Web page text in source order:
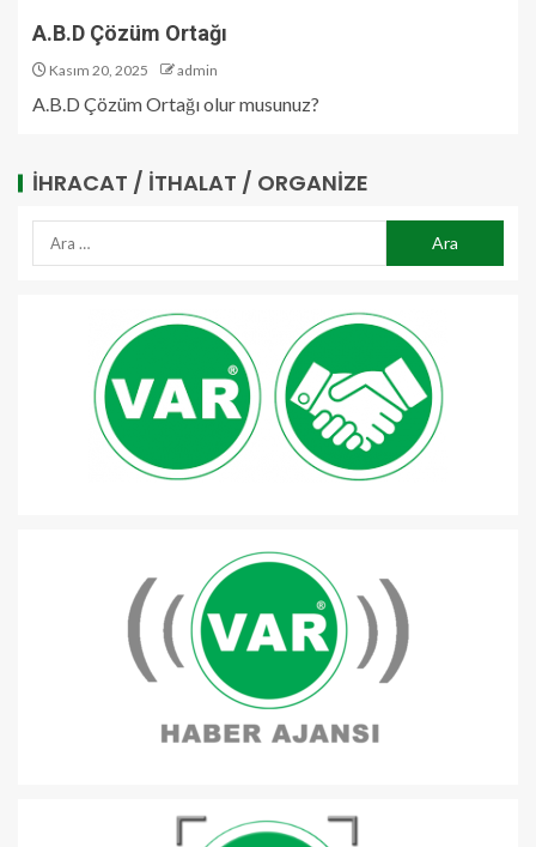
A.B.D Çözüm Ortağı
Kasım 20, 2025 admin
A.B.D Çözüm Ortağı olur musunuz?
İHRACAT / İTHALAT / ORGANIZE